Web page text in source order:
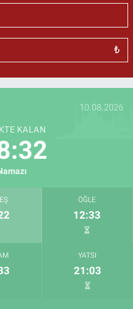
₺
10.08.2026
KALAN
ÖĞLE
12:33
YATSI
21:03